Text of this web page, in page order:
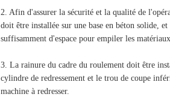
2. Afin d'assurer la sécurité et la qualité de
doit être installée sur une base en béton solide,
suffisamment d'espace pour empiler les
3. La rainure du cadre du roulement doit être
cylindre de redressement et le trou de coupe
machine à redresser.